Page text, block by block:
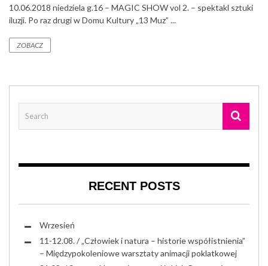
10.06.2018 niedziela g.16 – MAGIC SHOW vol 2. – spektakl sztuki
iluzji. Po raz drugi w Domu Kultury „13 Muz” ...
ZOBACZ
RECENT POSTS
Wrzesień
11-12.08. / „Człowiek i natura – historie współistnienia”
– Międzypokoleniowe warsztaty animacji poklatkowej